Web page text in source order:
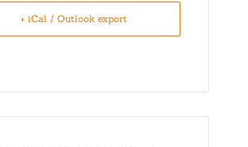
+ iCal / Outlook export